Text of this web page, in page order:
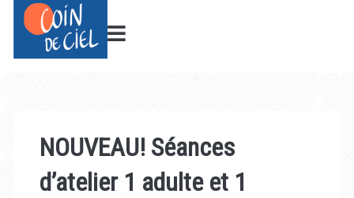
NOUVEAU! Séances
d’atelier 1 adulte et 1